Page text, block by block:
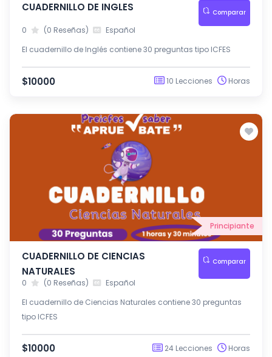
CUADERNILLO DE INGLES Comparar
0 (0 Reseñas)
Español
El cuadernillo de Inglés contiene 30 preguntas tipo ICFES
$10000 10 Lecciones Horas
Principiante
CUADERNILLO DE CIENCIAS
NATURALES
Comparar
0 (0 Reseñas)
Español
El cuadernillo de Ciencias Naturales contiene 30 preguntas
tipo ICFES
$10000 24 Lecciones Horas